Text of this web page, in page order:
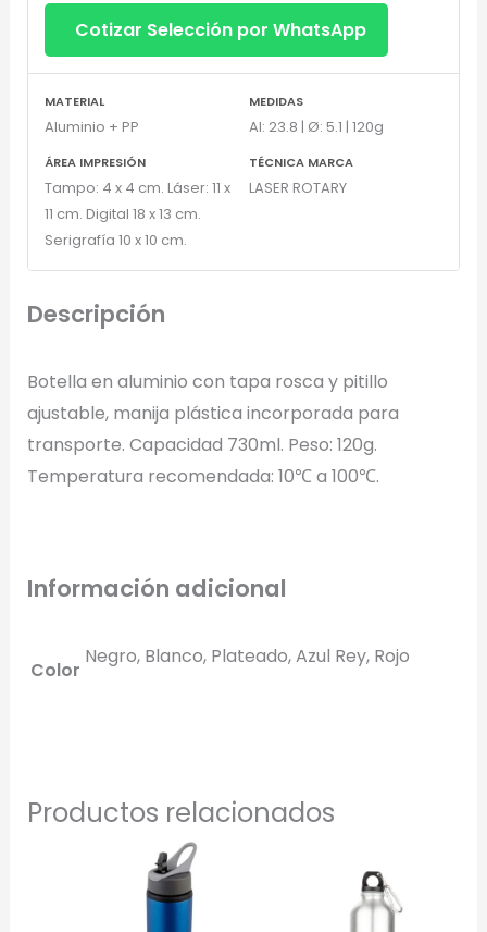
Cotizar Selección por WhatsApp
MATERIAL
Aluminio + PP
MEDIDAS
Al: 23.8 | Ø: 5.1 | 120g
ÁREA IMPRESIÓN
Tampo: 4 x 4 cm. Láser: 11 x
11 cm. Digital 18 x 13 cm.
Serigrafía 10 x 10 cm.
TÉCNICA MARCA
LASER ROTARY
Descripción
Botella en aluminio con tapa rosca y pitillo
ajustable, manija plástica incorporada para
transporte. Capacidad 730ml. Peso: 120g.
Temperatura recomendada: 10℃ a 100℃.
Información adicional
Color
Negro, Blanco, Plateado, Azul Rey, Rojo
Productos relacionados